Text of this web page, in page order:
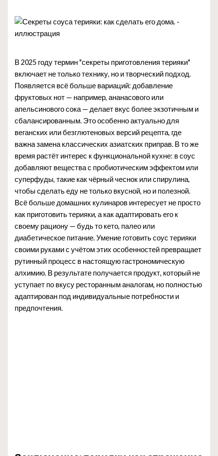
В 2025 году термин "секреты приготовления терияки"
включает не только технику, но и творческий подход.
Появляется всё больше вариаций: добавление
фруктовых нот — например, ананасового или
апельсинового сока — делает вкус более экзотичным и
сбалансированным. Это особенно актуально для
веганских или безглютеновых версий рецепта, где
важна замена классических азиатских приправ. В то же
время растёт интерес к функциональной кухне: в соус
добавляют вещества с пробиотическим эффектом или
суперфуды, такие как чёрный чеснок или спирулина,
чтобы сделать еду не только вкусной, но и полезной.
Всё больше домашних кулинаров интересует не просто
как приготовить терияки, а как адаптировать его к
своему рациону — будь то кето, палео или
диабетическое питание. Умение готовить соус терияки
своими руками с учётом этих особенностей превращает
рутинный процесс в настоящую гастрономическую
алхимию. В результате получается продукт, который не
уступает по вкусу ресторанным аналогам, но полностью
адаптирован под индивидуальные потребности и
предпочтения.